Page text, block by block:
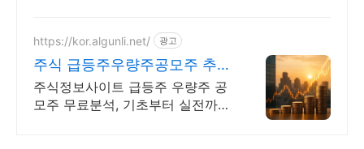
https://kor.algunli.net/ 광고
주식 급등주우량주공모주 추천
우량주 무료 공유
주식정보사이트 급등주 우량주 공
모주 무료분석, 기초부터 실전까지